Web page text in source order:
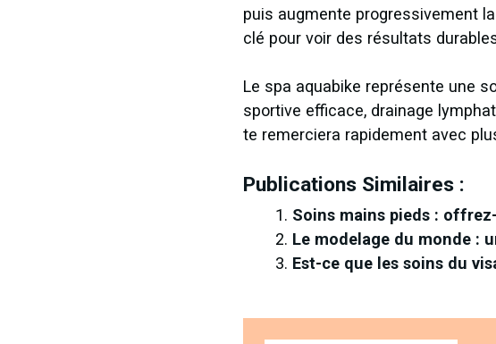
puis augmente progressivement
clé pour voir des résultats
Le spa aquabike représente une
sportive efficace, drainage
te remerciera rapidement avec
Publications Similaires :
Soins mains pieds :
Le modelage du monde :
Est-ce que les soins du